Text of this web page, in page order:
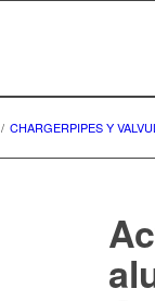
/ CHARGERPIPES Y